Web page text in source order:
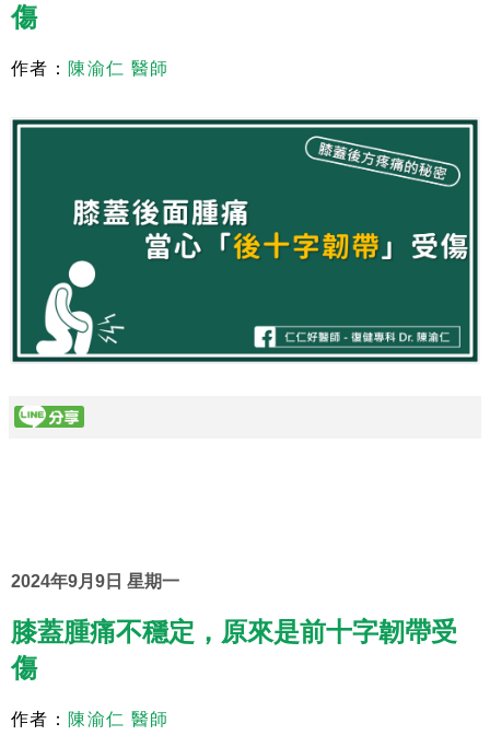
傷
作者： 陳渝仁 醫師
2024年9月9日 星期一
膝蓋腫痛不穩定，原來是前十字韌帶受
傷
作者： 陳渝仁 醫師